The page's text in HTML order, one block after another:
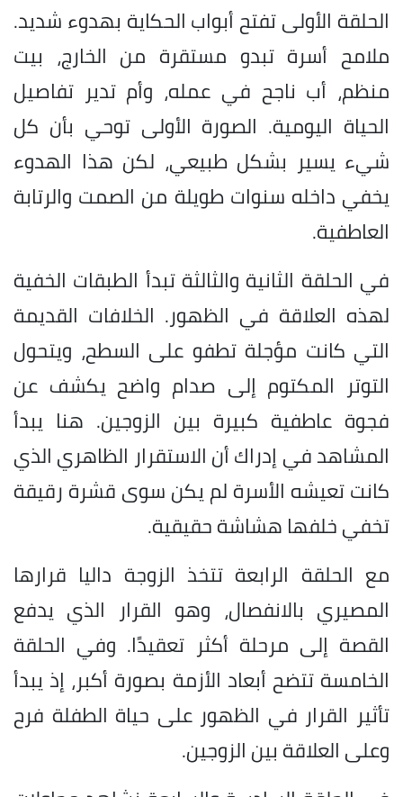
الحلقة الأولى تفتح أبواب الحكاية بهدوء شديد.
ملامح أسرة تبدو مستقرة من الخارج، بيت
منظم، أب ناجح في عمله، وأم تدير تفاصيل
الحياة اليومية. الصورة الأولى توحي بأن كل
شيء يسير بشكل طبيعي، لكن هذا الهدوء
يخفي داخله سنوات طويلة من الصمت والرتابة
العاطفية.
في الحلقة الثانية والثالثة تبدأ الطبقات الخفية
لهذه العلاقة في الظهور. الخلافات القديمة
التي كانت مؤجلة تطفو على السطح، ويتحول
التوتر المكتوم إلى صدام واضح يكشف عن
فجوة عاطفية كبيرة بين الزوجين. هنا يبدأ
المشاهد في إدراك أن الاستقرار الظاهري الذي
كانت تعيشه الأسرة لم يكن سوى قشرة رقيقة
تخفي خلفها هشاشة حقيقية.
مع الحلقة الرابعة تتخذ الزوجة داليا قرارها
المصيري بالانفصال، وهو القرار الذي يدفع
القصة إلى مرحلة أكثر تعقيدًا. وفي الحلقة
الخامسة تتضح أبعاد الأزمة بصورة أكبر، إذ يبدأ
تأثير القرار في الظهور على حياة الطفلة فرح
وعلى العلاقة بين الزوجين.